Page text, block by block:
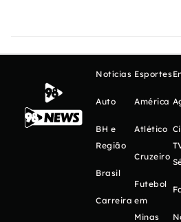
Notícias
Auto
BH e
Região
Brasil
Carreira
Esportes
América
Atlético
Cruzeiro
Futebol
em
Minas